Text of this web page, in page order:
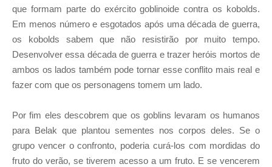
que formam parte do exército goblinoide contra os kobolds.
Em menos número e esgotados após uma década de guerra,
os kobolds sabem que não resistirão por muito tempo.
Desenvolver essa década de guerra e trazer heróis mortos de
ambos os lados também pode tornar esse conflito mais real e
fazer com que os personagens tomem um lado.
Por fim eles descobrem que os goblins levaram os humanos
para Belak que plantou sementes nos corpos deles. Se o
grupo vencer o confronto, poderia curá-los com mordidas do
fruto do verão, se tiverem acesso a um fruto. E se vencerem